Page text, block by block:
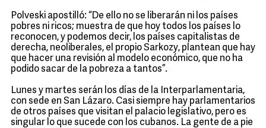
Polveski apostilló: “De ello no se liberarán ni los países
pobres ni ricos; muestra de que hoy todos los países lo
reconocen, y podemos decir, los países capitalistas de
derecha, neoliberales, el propio Sarkozy, plantean que hay
que hacer una revisión al modelo económico, que no ha
podido sacar de la pobreza a tantos”.
Lunes y martes serán los días de la Interparlamentaria,
con sede en San Lázaro. Casi siempre hay parlamentarios
de otros países que visitan el palacio legislativo, pero es
singular lo que sucede con los cubanos. La gente de a pie